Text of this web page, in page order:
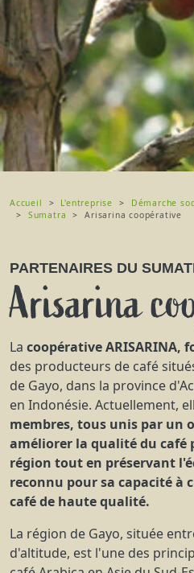
Accueil L'entreprise Démarche
Sumatra
Arisarina coopérative
PARTENAIRES DU
Arisarina
La coopérative ARISARINA,
des producteurs de café
de Gayo, dans la province
en Indonésie. Actuellement,
membres, tous unis par un
améliorer la qualité du café
région tout en préservant
reconnu pour sa capacité à
café de haute qualité.
La région de Gayo, située
d'altitude, est l'une des